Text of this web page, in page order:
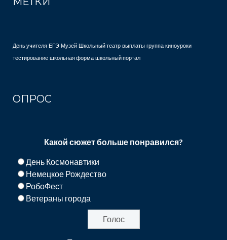
День учителя ЕГЭ Музей Школьный театр выплаты группа киноуроки
тестирование школьная форма школьный портал
ОПРОС
Какой сюжет больше понравился?
День Космонавтики
Немецкое Рождество
РобоФест
Ветераны города